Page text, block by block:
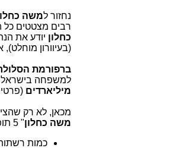
נחזור למשה
רבים מצטטים כל
כחלון יודע את
(בעיוורון
ברפורמת
למשפחה
מיליארדים
מכאן, לא רק שהציבור לא חסך
משה כחלון" 5 תופעות ציבוריות וטכנולוגיות